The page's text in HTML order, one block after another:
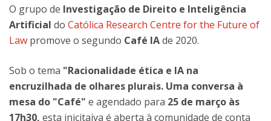
O grupo de Investigação de Direito e Inteligência
Artificial do Católica Research Centre for the Future of
Law promove o segundo Café IAde 2020.
Sob o tema "Racionalidade ética e IA na
encruzilhada de olhares plurais. Uma conversa à
mesa do "Café" e agendado para 25 de março às
17h30, esta inicitaiva é aberta à comunidade de conta